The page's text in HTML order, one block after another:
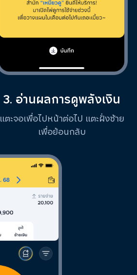
3. อ่านผลการดูพลังเงิน
แตะจอเพื่อไปหน้าต่อไป แตะฝั่งซ้าย
เพื่อย้อนกลับ